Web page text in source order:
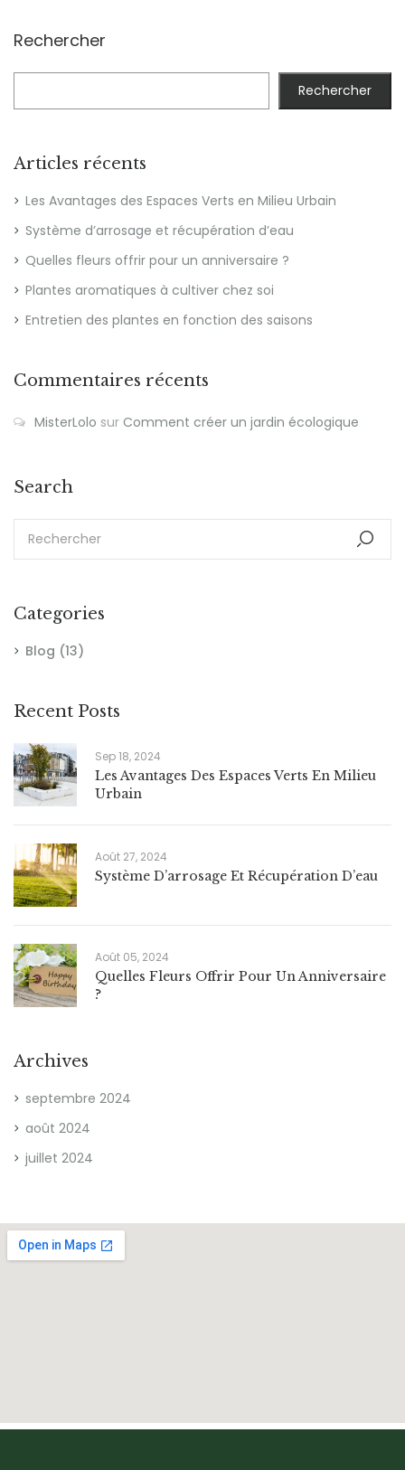
Rechercher
Rechercher
Articles récents
Les Avantages des Espaces Verts en Milieu Urbain
Système d’arrosage et récupération d’eau
Quelles fleurs offrir pour un anniversaire ?
Plantes aromatiques à cultiver chez soi
Entretien des plantes en fonction des saisons
Commentaires récents
MisterLolo sur Comment créer un jardin écologique
Search
Categories
Blog (13)
Recent Posts
Sep 18, 2024
Les Avantages Des Espaces Verts En Milieu
Urbain
Août 27, 2024
Système D’arrosage Et Récupération D’eau
Août 05, 2024
Quelles Fleurs Offrir Pour Un Anniversaire
?
Archives
septembre 2024
août 2024
juillet 2024